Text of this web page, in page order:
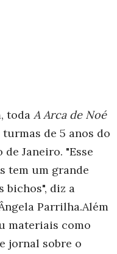
toda A Arca de Noé
de 5 anos do
Janeiro. "Esse
tem um grande
bichos", diz a
Parrilha.Além
materiais como
jornal sobre o